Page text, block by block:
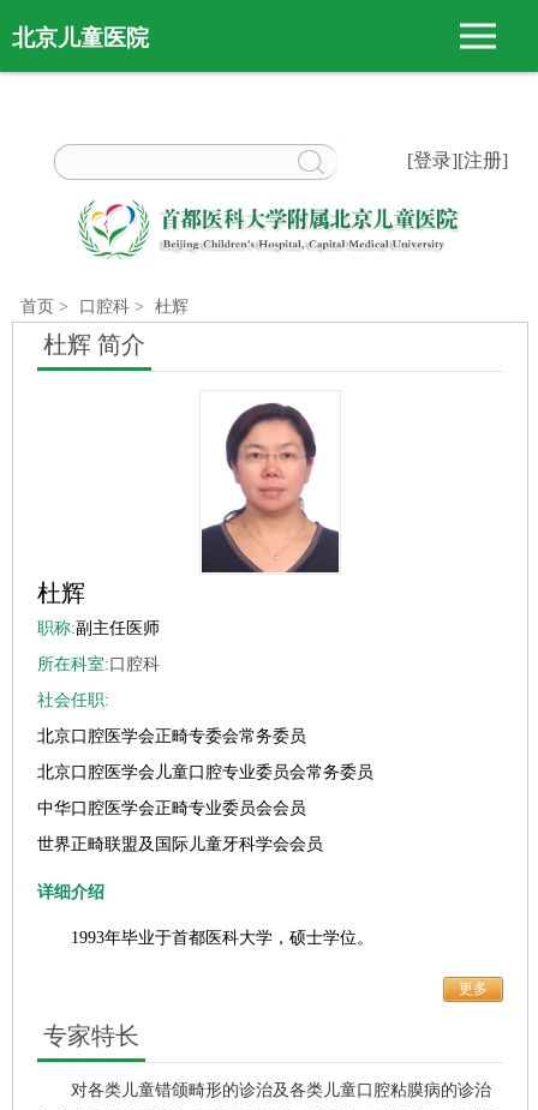
北京儿童医院
[登录][注册]
首页 > 口腔科 > 杜辉
杜辉 简介
杜辉
职称:副主任医师
所在科室: 口腔科
社会任职:
北京口腔医学会正畸专委会常务委员
北京口腔医学会儿童口腔专业委员会常务委员
中华口腔医学会正畸专业委员会会员
世界正畸联盟及国际儿童牙科学会会员
详细介绍
1993年毕业于首都医科大学，硕士学位。
更多
专家特长
对各类儿童错颌畸形的诊治及各类儿童口腔粘膜病的诊治